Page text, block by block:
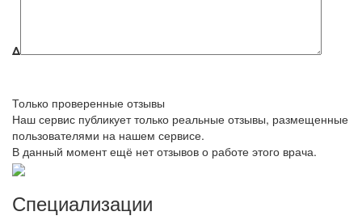
Δ
Только проверенные отзывы
Наш сервис публикует только реальные отзывы, размещенные
пользователями на нашем сервисе.
В данный момент ещё нет отзывов о работе этого врача.
Специализации